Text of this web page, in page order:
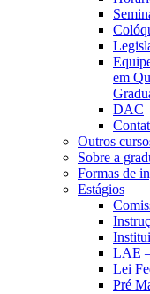
em
DAC
Outros
Sobre a
Formas de
Estágios
LAE
Lei
Pré